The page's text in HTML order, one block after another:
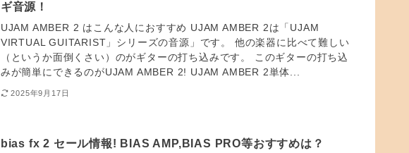
ギ音源！
UJAM AMBER 2 はこんな人におすすめ UJAM AMBER 2は「UJAM
VIRTUAL GUITARIST」シリーズの音源」です。 他の楽器に比べて難しい
（というか面倒くさい）のがギターの打ち込みです。 このギターの打ち込
みが簡単にできるのがUJAM AMBER 2! UJAM AMBER 2単体...
2025年9月17日
bias fx 2 セール情報! BIAS AMP,BIAS PRO等おすすめは？